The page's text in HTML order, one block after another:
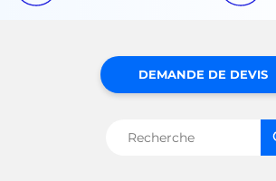
DEMANDE DE DEVIS
Rechercher :